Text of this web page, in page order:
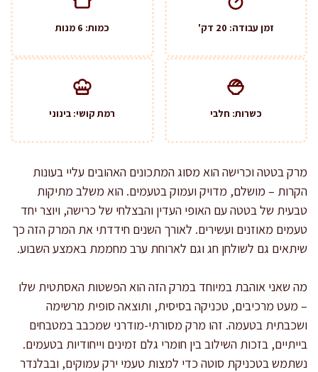
זמן עבודה: 20 דק' כמות: 6 מנות
כשרות: חלבי רמת קושי: בינוני
מרק בטטה וכרישה הוא מסוג המתכונים האהובים עליי בעונות
הקרות – מושלם, מדויק ועמוק בטעמים. הוא משלב מתיקות
טבעית של בטטה עם האופי העדין והבצלחי של כרישה, ויוצר יחד
טעמים מאוזנים ועשירים. לאורך השנים חידדתי את המרק הזה כך
שיתאים גם לשולחן חג וגם לארוחת ערב מחממת באמצע השבוע.
מה שאני אוהבת במיוחד במרק הזה הוא הפשטות האסתטית שלו
– מעט מרכיבים, טכניקה בסיסית, ותוצאה סופית מרשימה
ושכבתית בטעמה. זהו מרק מסורתי-מודרני שמכבב במטבחים
בייתיים, בזכות השילוב בין חומרי גלם זמינים וייחודיות בטעמים.
נשתמש בטכניקת סוטה כדי למצות טעמי ירק עמוקים, ובבלנדר